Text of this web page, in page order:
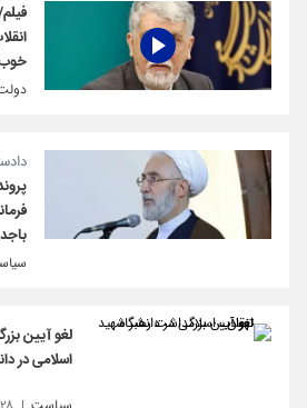
لغو آیین
اسلامی در